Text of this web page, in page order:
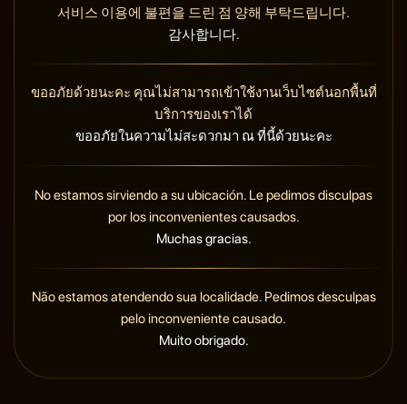
서비스 이용에 불편을 드린 점 양해 부탁드립니다.
감사합니다.
ขออภัยด้วยนะคะ คุณไม่สามารถเข้าใช้งานเว็บไซต์นอกพื้นที่
บริการของเราได้
ขออภัยในความไม่สะดวกมา ณ ที่นี้ด้วยนะคะ
No estamos sirviendo a su ubicación. Le pedimos disculpas
por los inconvenientes causados.
Muchas gracias.
Não estamos atendendo sua localidade. Pedimos desculpas
pelo inconveniente causado.
Muito obrigado.